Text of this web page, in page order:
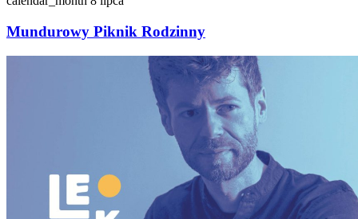
Mundurowy Piknik Rodzinny